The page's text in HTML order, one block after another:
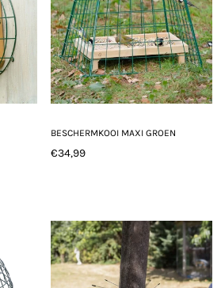
BESCHERMKOOI MAXI GROEN
Normale
€34,99